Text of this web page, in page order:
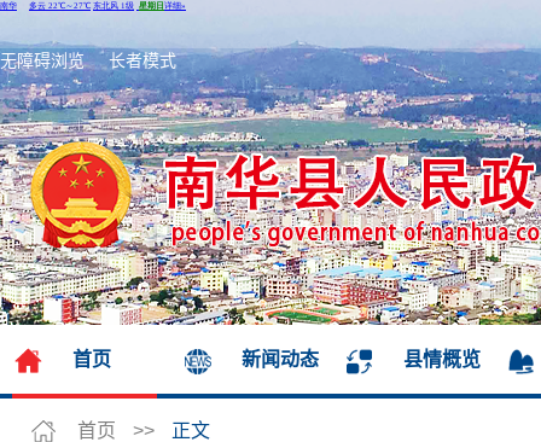
无障碍浏览 长者模式
首页 新闻动态 县情概览
首页 >> 正文